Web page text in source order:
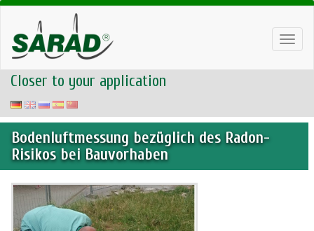
Closer to your application
Bodenluftmessung bezüglich des Radon-
Risikos bei Bauvorhaben